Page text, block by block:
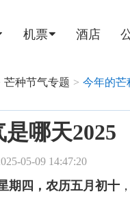
机票 酒店
芒种节气专题 > 今年的芒
哪天2025
05-09 14:47:20
期四，农历五月初十